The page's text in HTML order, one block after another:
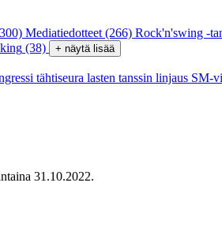
Mediatiedotteet (266) Rock'n'swing -
(38) + näytä lisää
tähtiseura lasten tanssin linjaus SM-
31.10.2022.